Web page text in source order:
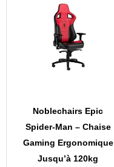
Noblechairs Epic
Spider-Man – Chaise
Gaming Ergonomique
Jusqu’à 120kg